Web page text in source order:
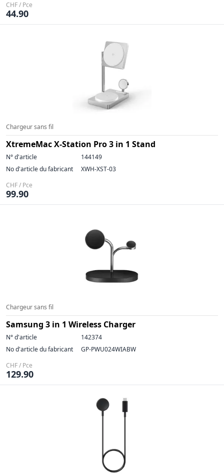
CHF / Pce
44.90
Chargeur sans fil
XtremeMac X-Station Pro 3 in 1 Stand
N° d'article
144149
No d'article du fabricant
XWH-XST-03
CHF / Pce
99.90
Chargeur sans fil
Samsung 3 in 1 Wireless Charger
N° d'article
142374
No d'article du fabricant
GP-PWU024WIABW
CHF / Pce
129.90